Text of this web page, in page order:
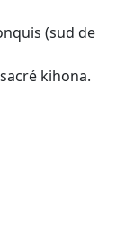
(sud de
kihona.